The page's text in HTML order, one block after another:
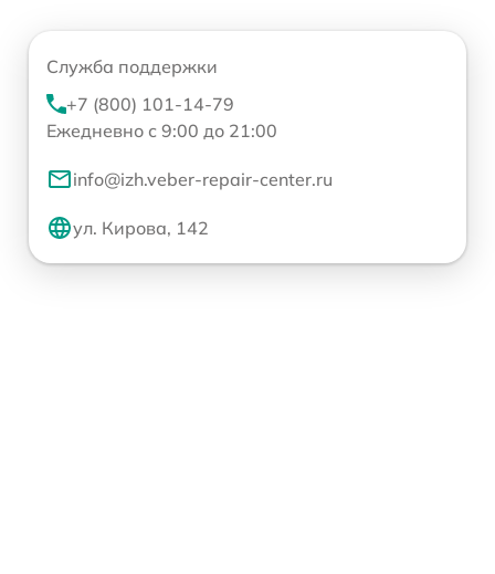
Служба поддержки
+7 (800) 101-14-79
Ежедневно с 9:00 до 21:00
info@izh.veber-repair-center.ru
ул. Кирова, 142